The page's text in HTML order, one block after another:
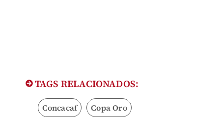
TAGS RELACIONADOS:
Concacaf Copa Oro